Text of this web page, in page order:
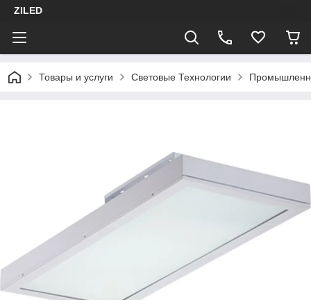
ZILED
Товары и услуги Световые Технологии